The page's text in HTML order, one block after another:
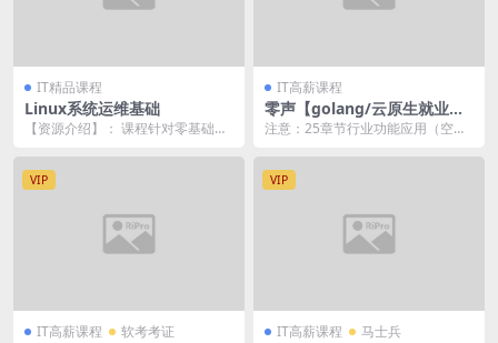
IT精品课程
Linux系统运维基础
【资源介绍】： 课程针对零基础小
IT高薪课程
零声【golang/云原生就业课
二期】（Go语言/分布式/微服
注意：25章节行业功能应用（空
VIP
IT高薪课程 软考考证
VIP
IT高薪课程 马士兵